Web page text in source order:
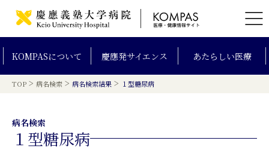
KOMPASについて 慶應発サイエンス あたらしい医療
TOP > 病名検索 > 病名検索結果 > １型糖尿病
病名検索
１型糖尿病